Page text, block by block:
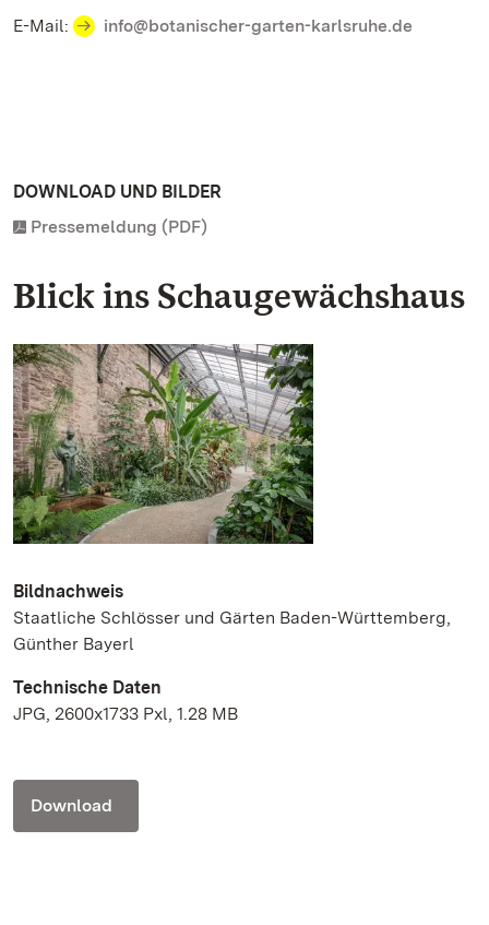
E-Mail: info@botanischer-garten-karlsruhe.de
DOWNLOAD UND BILDER
Pressemeldung (PDF)
Blick ins Schaugewächshaus
Bildnachweis
Staatliche Schlösser und Gärten Baden-Württemberg,
Günther Bayerl
Technische Daten
JPG, 2600x1733 Pxl, 1.28 MB
Download